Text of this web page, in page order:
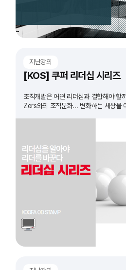
지난강의
[KOS] 쿠퍼 리더십 시리즈
조직개발은 어떤 리더십과 결합해야 할까요? 애자일 시
Zers와의 조직문화... 변화하는 세상을